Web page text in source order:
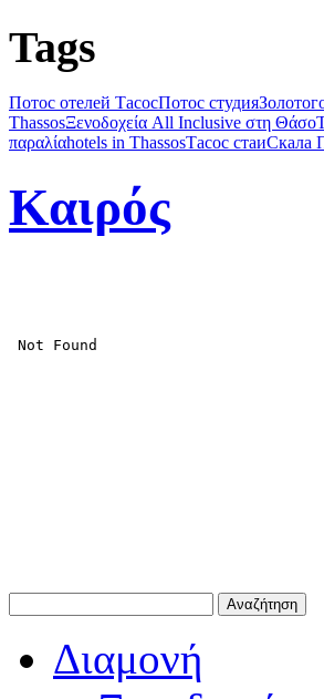
Tags
Потос отелей ТасосПотос студия
ThassosΞενοδοχεία All Inclusive στη Θάσο
παραλίαhotels in ThassosТасос стаиСкала
Καιρός
Διαμονή